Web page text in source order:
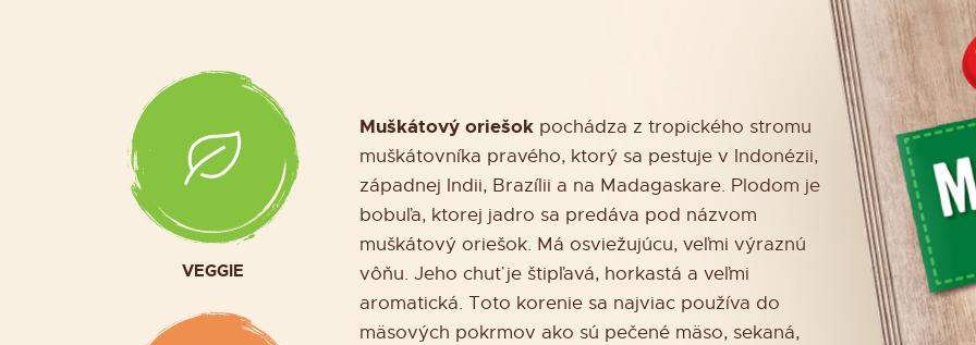
VEGGIE
Muškátový oriešok pochádza z tropického stromu
muškátovníka pravého, ktorý sa pestuje v Indonézii,
západnej Indii, Brazílii a na Madagaskare. Plodom je
bobuľa, ktorej jadro sa predáva pod názvom
muškátový oriešok. Má osviežujúcu, veľmi výraznú
vôňu. Jeho chuť je štipľavá, horkastá a veľmi
aromatická. Toto korenie sa najviac používa do
mäsových pokrmov ako sú pečené mäso, sekaná,